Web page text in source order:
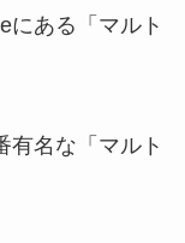
にある「マルト
有名な「マルト